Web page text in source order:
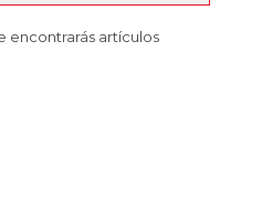
encontrarás artículos